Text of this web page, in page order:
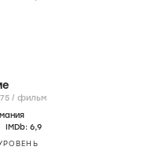
/ фильм
IMDb: 6,9